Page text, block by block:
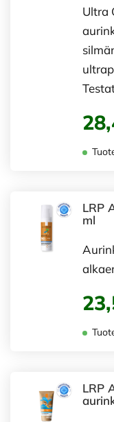
Ultra
LRP
ml
LRP